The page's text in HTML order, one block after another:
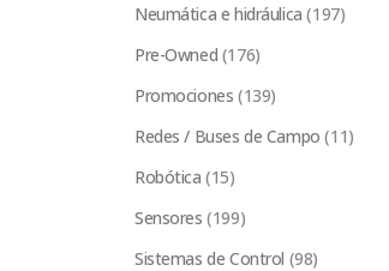
Neumática e hidráulica (197)
Pre-Owned (176)
Promociones (139)
Redes / Buses de Campo (11)
Robótica (15)
Sensores (199)
Sistemas de Control (98)